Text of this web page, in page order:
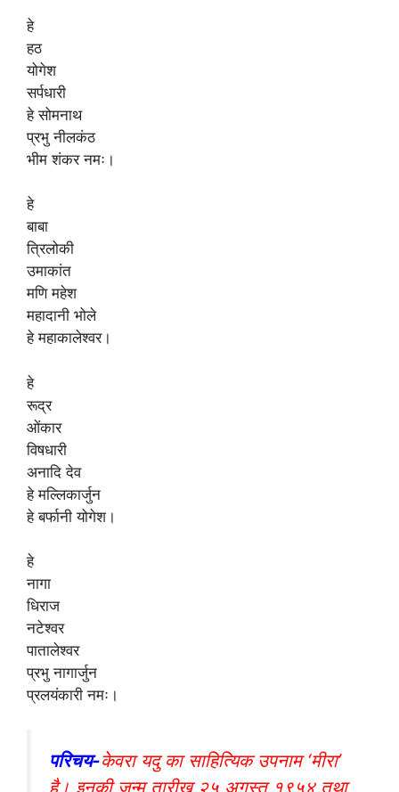
हे
हठ
योगेश
सर्पधारी
हे सोमनाथ
प्रभु नीलकंठ
भीम शंकर नमः।
हे
बाबा
त्रिलोकी
उमाकांत
मणि महेश
महादानी भोले
हे महाकालेश्वर।
हे
रूद्र
ओंकार
विषधारी
अनादि देव
हे मल्लिकार्जुन
हे बर्फानी योगेश।
हे
नागा
धिराज
नटेश्वर
पातालेश्वर
प्रभु नागार्जुन
प्रलयंकारी नमः।
परिचय-केवरा यदु का साहित्यिक उपनाम ‘मीरा’
है। इनकी जन्म तारीख २५ अगस्त १९५४ तथा